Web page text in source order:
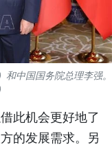
中国国务院总理李强。
此机会更好地了
的发展需求。另